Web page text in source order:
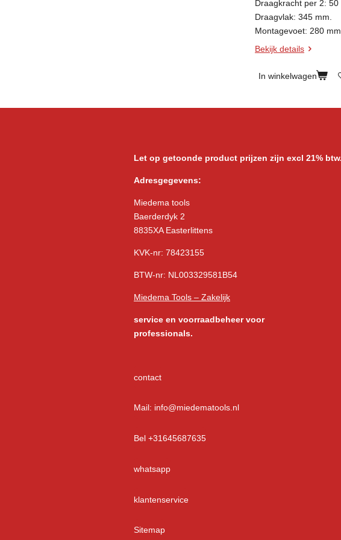
Draagkracht per 2: 50
Draagvlak: 345 mm.
Montagevoet: 280
Bekijk details
In winkelwagen
Let op getoonde product prijzen zijn excl 21%
Adresgegevens:
Miedema tools
Baerderdyk 2
8835XA Easterlittens
KVK-nr: 78423155
BTW-nr: NL003329581B54
Miedema Tools – Zakelijk
service en voorraadbeheer voor
professionals.
contact
Mail: info@miedematools.nl
Bel +31645687635
whatsapp
klantenservice
Sitemap